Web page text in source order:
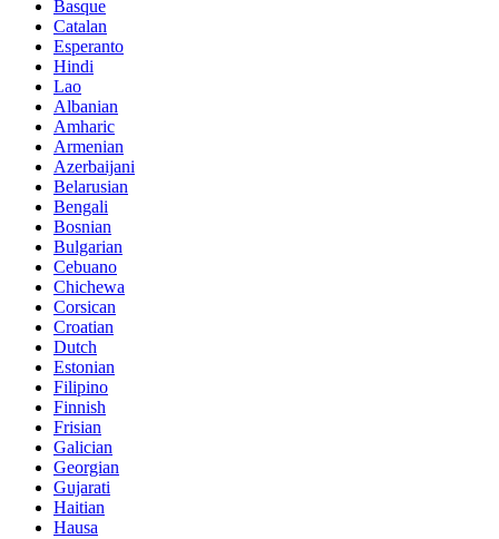
Basque
Catalan
Esperanto
Hindi
Lao
Albanian
Amharic
Armenian
Azerbaijani
Belarusian
Bengali
Bosnian
Bulgarian
Cebuano
Chichewa
Corsican
Croatian
Dutch
Estonian
Filipino
Finnish
Frisian
Galician
Georgian
Gujarati
Haitian
Hausa